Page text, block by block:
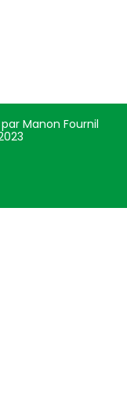
Manon Fournil